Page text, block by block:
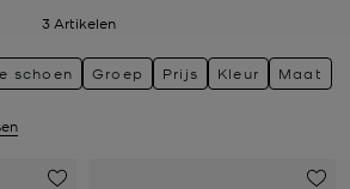
3Artikelen
schoen Groep Prijs Kleur Maat